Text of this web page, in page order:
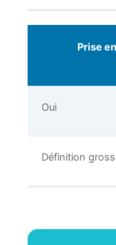
Prise
Oui
Définition